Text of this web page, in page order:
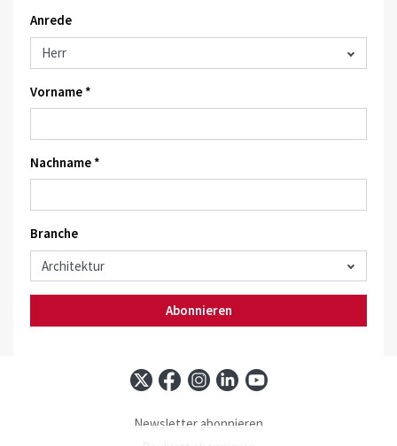
Anrede
Vorname *
Nachname *
Branche
Abonnieren
Newsletter abonnieren